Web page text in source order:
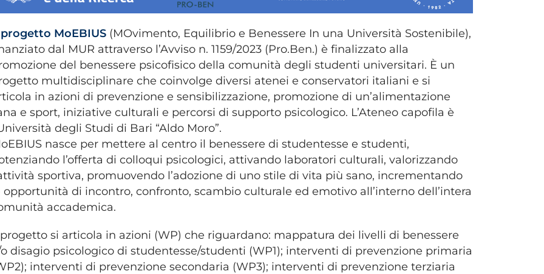
MoEBIUS (MOvimento, Equilibrio e Benessere In una Università Sostenibile),
dal MUR attraverso l’Avviso n. 1159/2023 (Pro.Ben.) è finalizzato alla
del benessere psicofisico della comunità degli studenti universitari. È un
multidisciplinare che coinvolge diversi atenei e conservatori italiani e si
in azioni di prevenzione e sensibilizzazione, promozione di un’alimentazione
e sport, iniziative culturali e percorsi di supporto psicologico. L’Ateneo capofila è
degli Studi di Bari “Aldo Moro”.
nasce per mettere al centro il benessere di studentesse e studenti,
l’offerta di colloqui psicologici, attivando laboratori culturali, valorizzando
sportiva, promuovendo l’adozione di uno stile di vita più sano, incrementando
opportunità di incontro, confronto, scambio culturale ed emotivo all’interno dell’intera
accademica.
si articola in azioni (WP) che riguardano: mappatura dei livelli di benessere
disagio psicologico di studentesse/studenti (WP1); interventi di prevenzione primaria
interventi di prevenzione secondaria (WP3); interventi di prevenzione terziaria